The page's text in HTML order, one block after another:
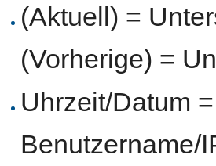
(Aktuell) =
(Vorherige) =
Uhrzeit/Datum
Benutzername/